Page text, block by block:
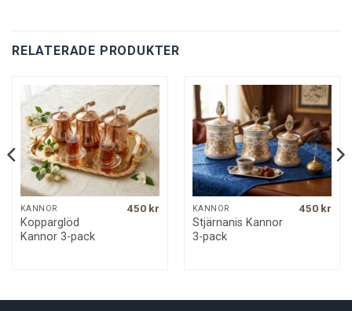
RELATERADE PRODUKTER
KANNOR
Kopparglöd
Kannor 3-pack
450 kr KANNOR
Stjärnanis Kannor
3-pack
450 kr